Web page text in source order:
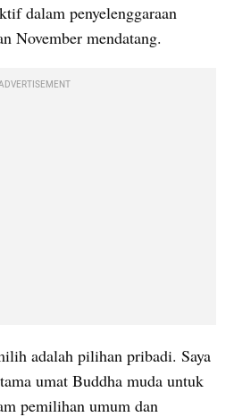
dalam penyelenggaraan
November mendatang.
adalah pilihan pribadi. Saya
umat Buddha muda untuk
pemilihan umum dan